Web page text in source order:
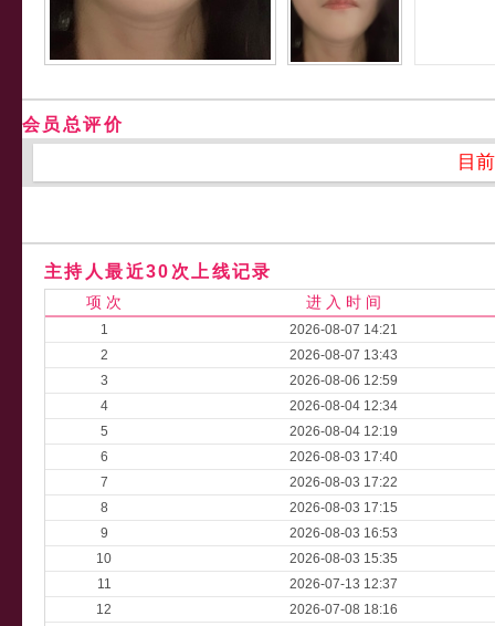
会员总评价
目
主持人最近30次上线记录
项 次 进 入 时 间
1
2026-08-07 14:21
2
2026-08-07 13:43
3
2026-08-06 12:59
4
2026-08-04 12:34
5
2026-08-04 12:19
6
2026-08-03 17:40
7
2026-08-03 17:22
8
2026-08-03 17:15
9
2026-08-03 16:53
10
2026-08-03 15:35
11
2026-07-13 12:37
12
2026-07-08 18:16